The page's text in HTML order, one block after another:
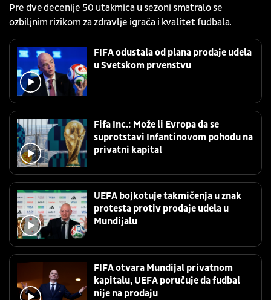
Pre dve decenije 50 utakmica u sezoni smatralo se
ozbiljnim rizikom za zdravlje igrača i kvalitet fudbala.
FIFA odustala od plana prodaje udela
u Svetskom prvenstvu
Fifa Inc.: Može li Evropa da se
suprotstavi Infantinovom pohodu na
privatni kapital
UEFA bojkotuje takmičenja u znak
protesta protiv prodaje udela u
Mundijalu
FIFA otvara Mundijal privatnom
kapitalu, UEFA poručuje da fudbal
nije na prodaju